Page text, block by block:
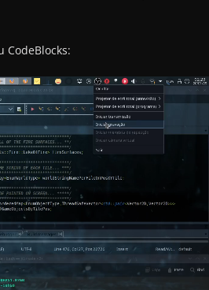
CodeBlocks: